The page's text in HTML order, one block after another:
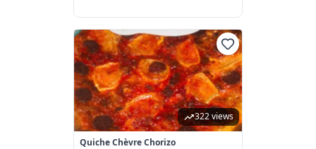
322 views
Quiche Chèvre Chorizo